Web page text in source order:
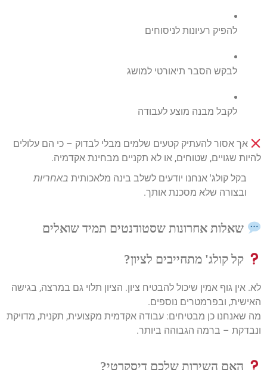
להפיק רעיונות לניסוחים
לבקש הסבר תיאורטי למושג
לקבל מבנה מוצע לעבודה
אך אסור להעתיק קטעים שלמים מבלי לבדוק – כי הם עלולים
להיות שגויים, שטוחים, או לא תקניים מבחינת אקדמיה.
בקל קולג' אנחנו יודעים לשלב בינה מלאכותית באחריות
ובצורה שלא מסכנת אותך.
שאלות אחרונות שסטודנטים תמיד שואלים
קל קולג' מתחייבים לציון?
לא. אין גוף אמין שיכול להבטיח ציון. הציון תלוי גם במרצה, בגישה
האישית, ובפרמטרים נוספים.
מה שאנחנו כן מבטיחים: עבודה אקדמית מקצועית, תקנית, מדויקת
ונבדקת – ברמה הגבוהה ביותר.
האם השירות שלכם דיסקרטי?